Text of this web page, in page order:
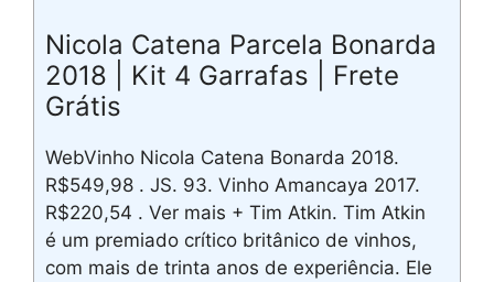
Nicola Catena Parcela Bonarda
2018 | Kit 4 Garrafas | Frete
Grátis
WebVinho Nicola Catena Bonarda 2018.
R$549,98 . JS. 93. Vinho Amancaya 2017.
R$220,54 . Ver mais + Tim Atkin. Tim Atkin
é um premiado crítico britânico de vinhos,
com mais de trinta anos de experiência. Ele